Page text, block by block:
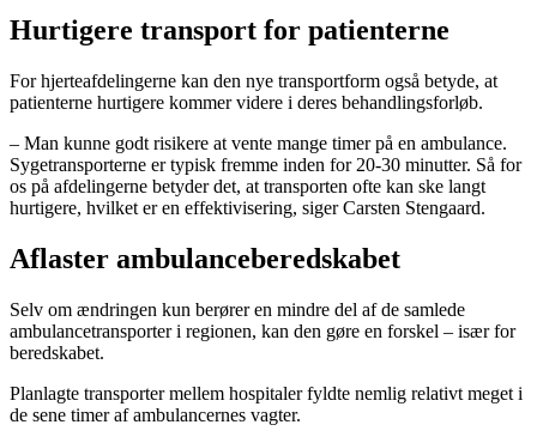
Hurtigere transport for patienterne
For hjerteafdelingerne kan den nye transportform også betyde, at
patienterne hurtigere kommer videre i deres behandlingsforløb.
– Man kunne godt risikere at vente mange timer på en ambulance.
Sygetransporterne er typisk fremme inden for 20-30 minutter. Så for
os på afdelingerne betyder det, at transporten ofte kan ske langt
hurtigere, hvilket er en effektivisering, siger Carsten Stengaard.
Aflaster ambulanceberedskabet
Selv om ændringen kun berører en mindre del af de samlede
ambulancetransporter i regionen, kan den gøre en forskel – især for
beredskabet.
Planlagte transporter mellem hospitaler fyldte nemlig relativt meget i
de sene timer af ambulancernes vagter.